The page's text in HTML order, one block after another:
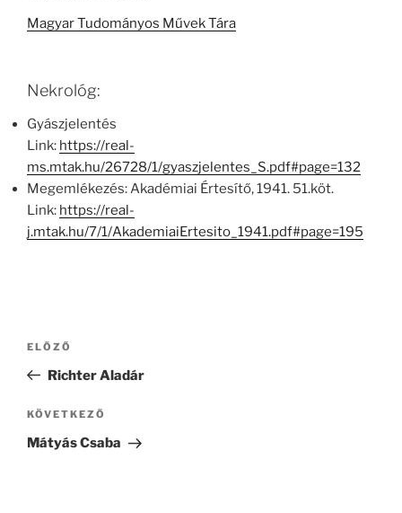
Magyar Tudományos Művek Tára
Nekrológ:
Gyászjelentés
Link: https://real-
ms.mtak.hu/26728/1/gyaszjelentes_S.pdf#page=132
Megemlékezés: Akadémiai Értesítő, 1941. 51.köt.
Link: https://real-
j.mtak.hu/7/1/AkademiaiErtesito_1941.pdf#page=195
Bejegyzés
Korábbi
bejegyzés
ELŐZŐ
Richter Aladár
Következő
bejegyzés
KÖVETKEZŐ
Mátyás Csaba